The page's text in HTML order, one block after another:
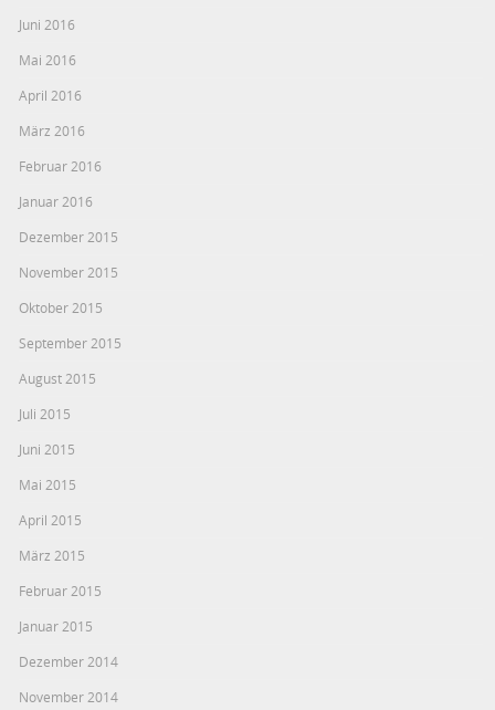
Juni 2016
Mai 2016
April 2016
März 2016
Februar 2016
Januar 2016
Dezember 2015
November 2015
Oktober 2015
September 2015
August 2015
Juli 2015
Juni 2015
Mai 2015
April 2015
März 2015
Februar 2015
Januar 2015
Dezember 2014
November 2014